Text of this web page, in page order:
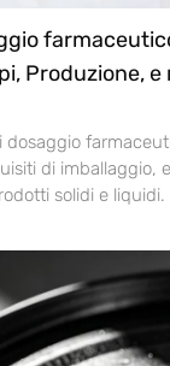
Produzione,
dosaggio
di imballaggio,
solidi e liquidi.